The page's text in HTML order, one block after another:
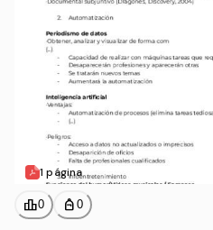
1 página
leaderboard0 personal_bag 0